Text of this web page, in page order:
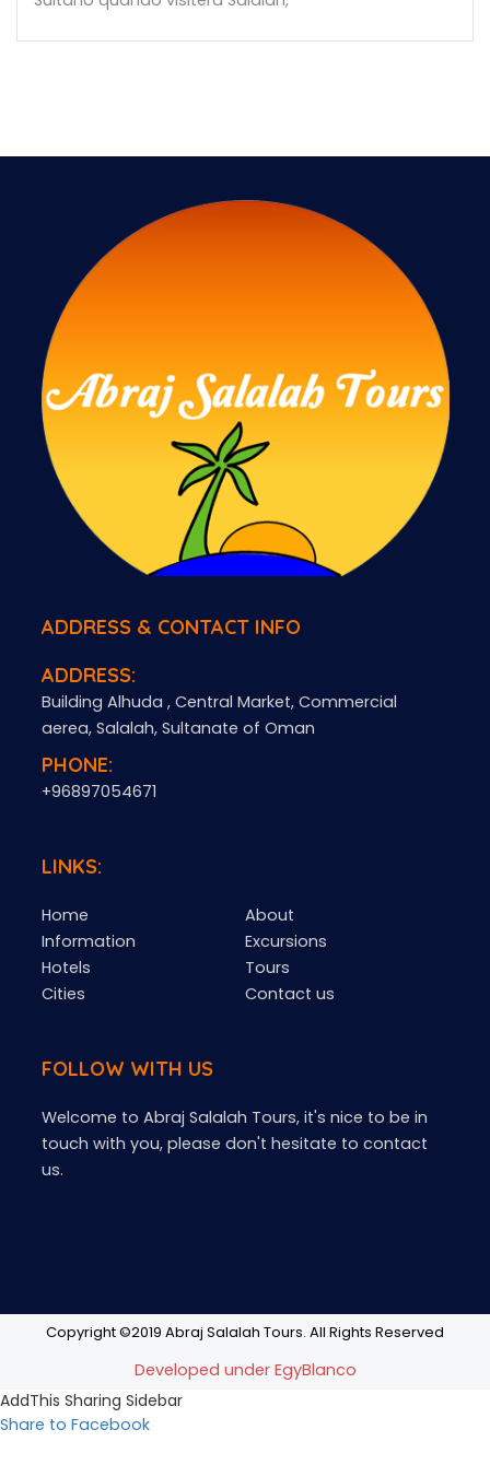
ADDRESS & CONTACT INFO
ADDRESS:
Building Alhuda , Central Market, Commercial
aerea, Salalah, Sultanate of Oman
PHONE:
+96897054671
LINKS:
Home
About
Information
Excursions
Hotels
Tours
Cities
Contact us
FOLLOW WITH US
Welcome to Abraj Salalah Tours, it's nice to be in
touch with you, please don't hesitate to contact
us.
Copyright ©2019 Abraj Salalah Tours. All Rights Reserved
Developed under EgyBlanco
AddThis Sharing Sidebar
Share to Facebook